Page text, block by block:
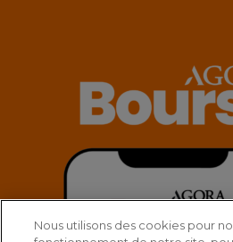
Nous utilisons des cookies pour